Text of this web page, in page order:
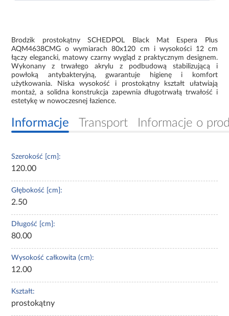
Brodzik prostokątny SCHEDPOL Black Mat Espera Plus
AQM4638CMG o wymiarach 80x120 cm i wysokości 12 cm
łączy elegancki, matowy czarny wygląd z praktycznym designem.
Wykonany z trwałego akrylu z podbudową stabilizującą i
powłoką antybakteryjną, gwarantuje higienę i komfort
użytkowania. Niska wysokość i prostokątny kształt ułatwiają
montaż, a solidna konstrukcja zapewnia długotrwałą trwałość i
estetykę w nowoczesnej łazience.
Informacje Transport Informacje o
Szerokość [cm]:
120.00
Głębokość [cm]:
2.50
Długość [cm]:
80.00
Wysokość całkowita (cm):
12.00
Kształt:
prostokątny